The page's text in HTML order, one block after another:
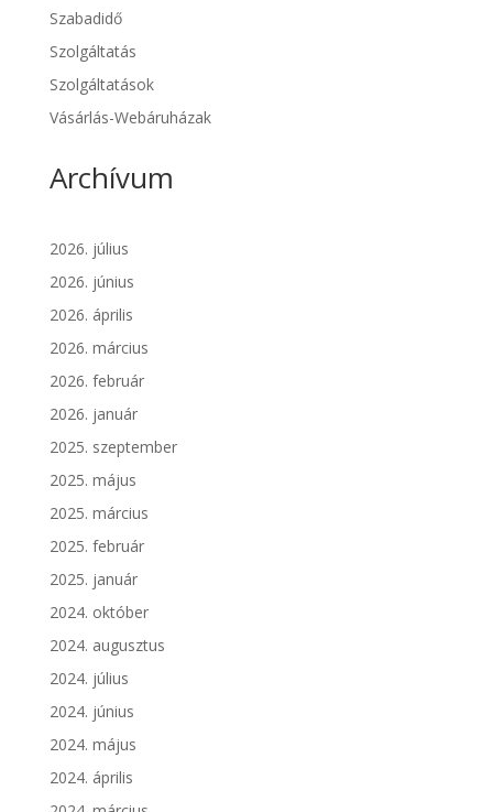
Szabadidő
Szolgáltatás
Szolgáltatások
Vásárlás-Webáruházak
Archívum
2026. július
2026. június
2026. április
2026. március
2026. február
2026. január
2025. szeptember
2025. május
2025. március
2025. február
2025. január
2024. október
2024. augusztus
2024. július
2024. június
2024. május
2024. április